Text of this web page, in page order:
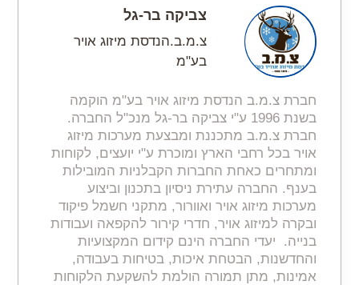
צביקה בר-גל
צ.מ.ב.הנדסת מיזוג אויר
בע"מ
חברת צ.מ.ב הנדסת מיזוג אויר בע"מ הוקמה
בשנת 1996 ע"י צביקה בר-גל מנכ"ל החברה.
חברת צ.מ.ב מתכננת ומבצעת מערכות מיזוג
אויר בכל רחבי הארץ ומוכרת ע"י יועצים, לקוחות
ומתחרים כאחת החברות הקבלניות המובילות
בענף. החברה עתירת ניסיון בתכנון וביצוע
מערכות מיזוג אויר ואוורור, מתקני חשמל פיקוד
ובקרה למיזוג אויר, חדרי קירור להקפאה ועבודות
בנייה. יעדי החברה הינם קידום המקצועיות
והחדשנות, הבטחת איכות, בטיחות בעבודה,
אמינות, מתן תמורה הולמת להשקעת הלקוחות